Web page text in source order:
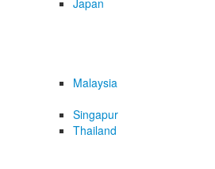
Japan
Malaysia
Singapur
Thailand